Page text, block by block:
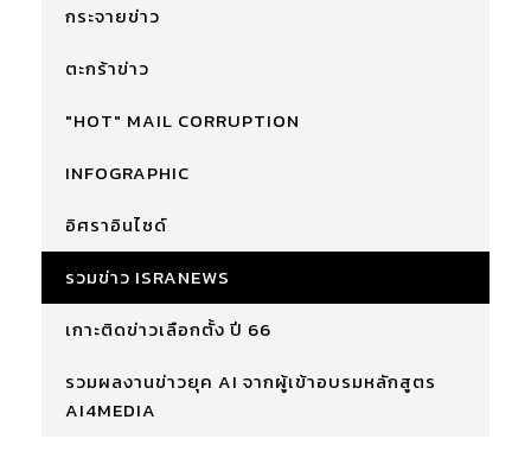
กระจายข่าว
ตะกร้าข่าว
"HOT" MAIL CORRUPTION
INFOGRAPHIC
อิศราอินไซด์
รวมข่าว ISRANEWS
เกาะติดข่าวเลือกตั้ง ปี 66
รวมผลงานข่าวยุค AI จากผู้เข้าอบรมหลักสูตร
AI4MEDIA